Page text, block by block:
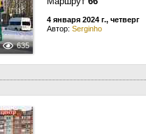
635
4 января 2024 г., четверг
Автор: Serginho